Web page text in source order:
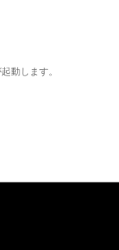
動します。